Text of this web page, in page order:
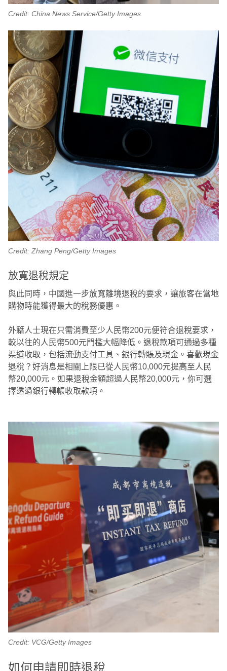
Credit: China News Service/Getty Images
Credit: Zhang Peng/Getty Images
放寬退稅規定
與此同時，中國進一步放寬離境退稅的要求，讓旅客在當地
購物時能獲得最大的稅務優惠。
外籍人士現在只需消費至少人民幣200元便符合退稅要求，
較以往的人民幣500元門檻大幅降低。退稅款項可通過多種
渠道收取，包括流動支付工具、銀行轉賬及現金。喜歡現金
退稅？好消息是相關上限已從人民幣10,000元提高至人民
幣20,000元。如果退稅金額超過人民幣20,000元，你可選
擇透過銀行轉帳收取款項。
Credit: VCG/Getty Images
如何申請即時退稅